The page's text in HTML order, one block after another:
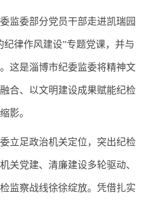
委部分党员干部走进凯瑞园
律作风建设”专题党课，并与
这是淄博市纪委监委将精神文
合、以文明建设成果赋能纪检
影。
足政治机关定位，突出纪检
关党建、清廉建设多轮驱动、
监察战线徐徐绽放。凭借扎实